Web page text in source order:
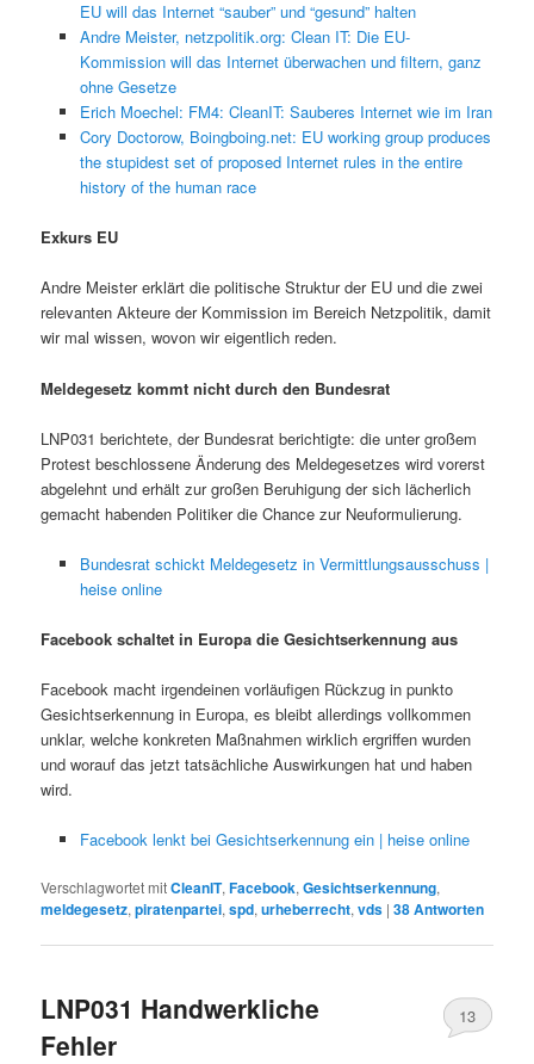
EU will das Internet “sauber” und “gesund” halten
Andre Meister, netzpolitik.org: Clean IT: Die EU-
Kommission will das Internet überwachen und filtern, ganz
ohne Gesetze
Erich Moechel: FM4: CleanIT: Sauberes Internet wie im Iran
Cory Doctorow, Boingboing.net: EU working group produces
the stupidest set of proposed Internet rules in the entire
history of the human race
Exkurs EU
Andre Meister erklärt die politische Struktur der EU und die zwei
relevanten Akteure der Kommission im Bereich Netzpolitik, damit
wir mal wissen, wovon wir eigentlich reden.
Meldegesetz kommt nicht durch den Bundesrat
LNP031 berichtete, der Bundesrat berichtigte: die unter großem
Protest beschlossene Änderung des Meldegesetzes wird vorerst
abgelehnt und erhält zur großen Beruhigung der sich lächerlich
gemacht habenden Politiker die Chance zur Neuformulierung.
Bundesrat schickt Meldegesetz in Vermittlungsausschuss |
heise online
Facebook schaltet in Europa die Gesichtserkennung aus
Facebook macht irgendeinen vorläufigen Rückzug in punkto
Gesichtserkennung in Europa, es bleibt allerdings vollkommen
unklar, welche konkreten Maßnahmen wirklich ergriffen wurden
und worauf das jetzt tatsächliche Auswirkungen hat und haben
wird.
Facebook lenkt bei Gesichtserkennung ein | heise online
Verschlagwortet mitCleanIT,Facebook,Gesichtserkennung,
meldegesetz,piratenpartei,spd,urheberrecht,vds |38Antworten
LNP031 Handwerkliche
Fehler
13